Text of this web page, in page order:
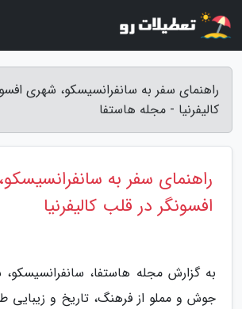
راهنمای سفر به سانفرانسیسکو، شهری
کالیفرنیا - مجله هاستفا
راهنمای سفر به
افسونگر در قلب کالیفرنیا
به گزارش مجله هاستفا،
جوش و مملو از فرهنگ، تاریخ و زیبایی